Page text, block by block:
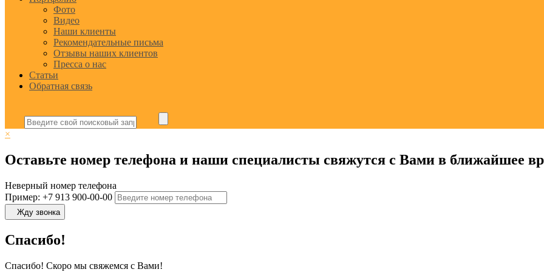
Фото
Видео
Наши клиенты
Рекомендательные письма
Отзывы наших клиентов
Пресса о нас
Статьи
Обратная связь
×
Оставьте номер телефона и наши специалисты свяжутся с Вами в ближайшее
Неверный номер телефона
Пример: +7 913 900-00-00
Жду звонка
Спасибо!
Спасибо! Скоро мы свяжемся с Вами!